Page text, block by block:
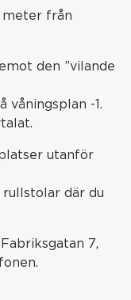
meter från
den ”vilande
våningsplan -1.
utanför
rullstolar där du
7,